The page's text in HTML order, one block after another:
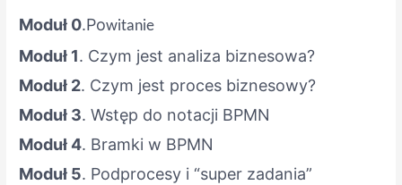
Moduł 0.Powitanie
Moduł 1. Czym jest analiza biznesowa?
Moduł 2. Czym jest proces biznesowy?
Moduł 3. Wstęp do notacji BPMN
Moduł 4. Bramki w BPMN
Moduł 5. Podprocesy i “super zadania”